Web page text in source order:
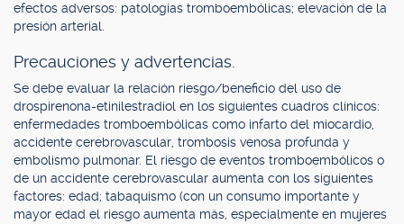
efectos adversos: patologías tromboembólicas; elevación de la
presión arterial.
Precauciones y advertencias.
Se debe evaluar la relación riesgo/beneficio del uso de
drospirenona-etinilestradiol en los siguientes cuadros clínicos:
enfermedades tromboembólicas como infarto del miocardio,
accidente cerebrovascular, trombosis venosa profunda y
embolismo pulmonar. El riesgo de eventos tromboembólicos o
de un accidente cerebrovascular aumenta con los siguientes
factores: edad; tabaquismo (con un consumo importante y
mayor edad el riesgo aumenta más, especialmente en mujeres